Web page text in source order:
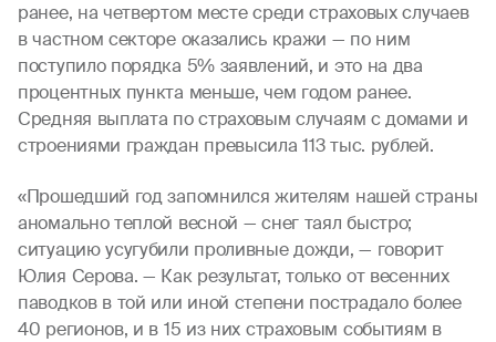
ранее, на четвертом месте среди страховых случаев
в частном секторе оказались кражи — по ним
поступило порядка 5% заявлений, и это на два
процентных пункта меньше, чем годом ранее.
Средняя выплата по страховым случаям с домами и
строениями граждан превысила 113 тыс. рублей.
«Прошедший год запомнился жителям нашей страны
аномально теплой весной — снег таял быстро;
ситуацию усугубили проливные дожди, — говорит
Юлия Серова. — Как результат, только от весенних
паводков в той или иной степени пострадало более
40 регионов, и в 15 из них страховым событиям в